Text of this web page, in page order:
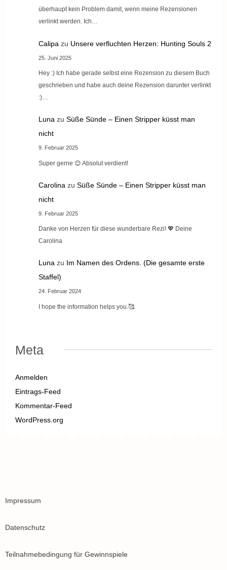
überhaupt kein Problem damit, wenn meine Rezensionen
verlinkt werden. Ich…
Calipa zu Unsere verfluchten Herzen: Hunting Souls 2
25. Juni 2025
Hey :) Ich habe gerade selbst eine Rezension zu diesem Buch
geschrieben und habe auch deine Rezension darunter verlinkt
:)…
Luna zu Süße Sünde – Einen Stripper küsst man
nicht
9. Februar 2025
Super gerne 😊 Absolut verdient!
Carolina zu Süße Sünde – Einen Stripper küsst man
nicht
9. Februar 2025
Danke von Herzen für diese wunderbare Rezi! 💖 Deine
Carolina
Luna zu Im Namen des Ordens. (Die gesamte erste
Staffel)
24. Februar 2024
I hope the information helps you.🥰
Meta
Anmelden
Eintrags-Feed
Kommentar-Feed
WordPress.org
Impressum
Datenschutz
Teilnahmebedingung für Gewinnspiele